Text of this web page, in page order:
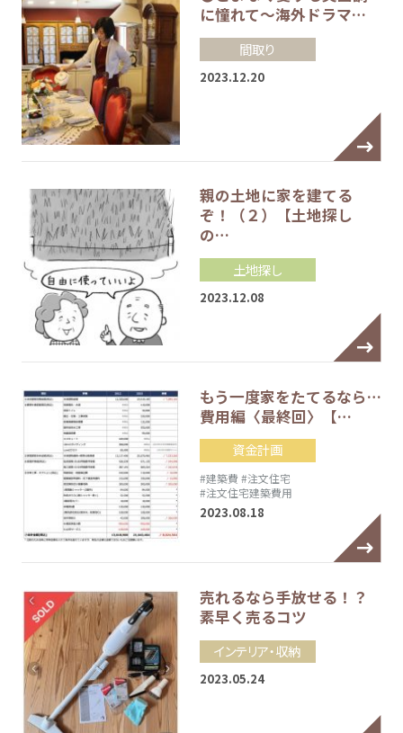
に憧れて～海外ドラマ…
間取り
2023.12.20
親の土地に家を建てる
ぞ！（２）【土地探し
の…
土地探し
2023.12.08
もう一度家をたてるなら…
費用編〈最終回〉【…
資金計画
#建築費 #注文住宅
#注文住宅建築費用
2023.08.18
売れるなら手放せる！？
素早く売るコツ
インテリア・収納
2023.05.24